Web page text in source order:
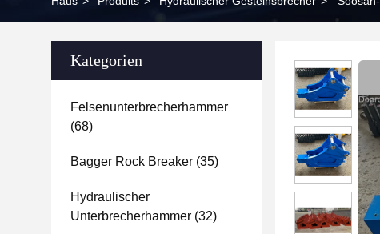
Kategorien
Felsenunterbrecherhammer
(68)
Bagger Rock Breaker (35)
Hydraulischer
Unterbrecherhammer (32)